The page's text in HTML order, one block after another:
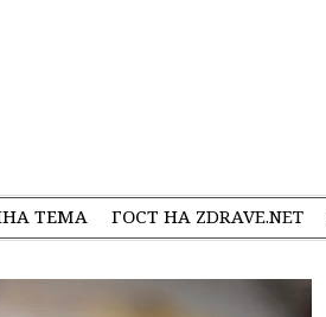
ТЕМА ГОСТ НА ZDRAVE.NET